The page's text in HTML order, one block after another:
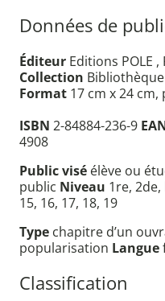
Données de
Éditeur Editions POLE
Collection
Format 17 cm x 24 cm,
ISBN 2-84884-236-9
4908
Public visé élève ou
public Niveau 1re,
15, 16, 17, 18, 19
Type chapitre d’un
popularisation Langue
Classification